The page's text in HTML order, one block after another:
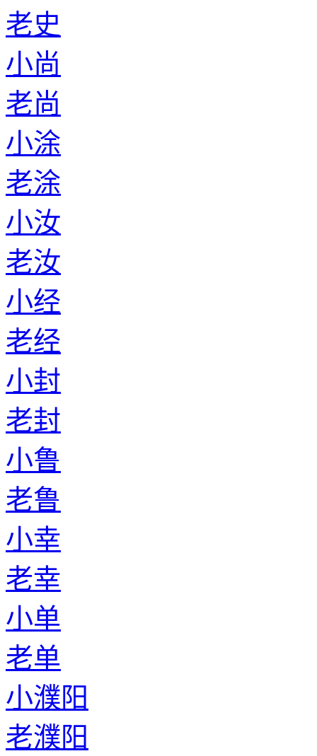
老史
小尚
老尚
小涂
老涂
小汝
老汝
小经
老经
小封
老封
小鲁
老鲁
小幸
老幸
小单
老单
小濮阳
老濮阳